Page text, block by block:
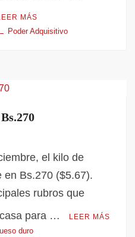
MÁS
Poder Adquisitivo
el kilo de
en Bs.270 ($5.67).
rubros que
para …
LEER MÁS
duro